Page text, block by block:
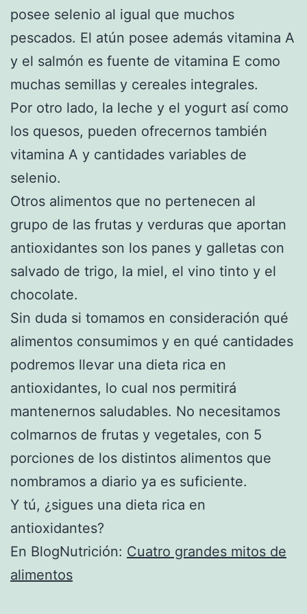
posee selenio al igual que muchos
pescados. El atún posee además vitamina A
y el salmón es fuente de vitamina E como
muchas semillas y cereales integrales.
Por otro lado, la leche y el yogurt así como
los quesos, pueden ofrecernos también
vitamina A y cantidades variables de
selenio.
Otros alimentos que no pertenecen al
grupo de las frutas y verduras que aportan
antioxidantes son los panes y galletas con
salvado de trigo, la miel, el vino tinto y el
chocolate.
Sin duda si tomamos en consideración qué
alimentos consumimos y en qué cantidades
podremos llevar una dieta rica en
antioxidantes, lo cual nos permitirá
mantenernos saludables. No necesitamos
colmarnos de frutas y vegetales, con 5
porciones de los distintos alimentos que
nombramos a diario ya es suficiente.
Y tú, ¿sigues una dieta rica en
antioxidantes?
En BlogNutrición: Cuatro grandes mitos de
alimentos